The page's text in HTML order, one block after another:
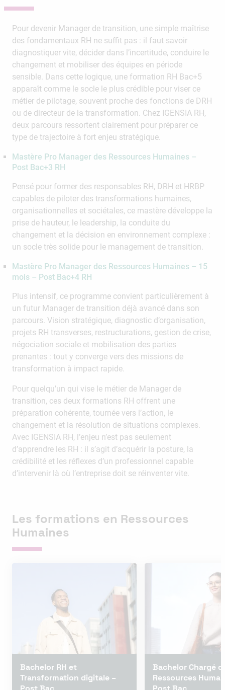
Pour devenir Manager de transition, une simple maîtrise
des fondamentaux RH ne suffit pas : il faut savoir
diagnostiquer vite, décider dans l’incertitude, conduire le
changement et mobiliser des équipes en période
sensible. Dans cette logique, une formation RH Bac+5
apparaît comme le socle le plus crédible pour viser ce
métier de pilotage, souvent proche des fonctions de DRH
ou de directeur de la transformation. Chez IGENSIA RH,
deux parcours ressortent clairement pour préparer ce
type de trajectoire à fort enjeu stratégique.
Mastère Pro Manager des Ressources Humaines –
Post Bac+3 RH
Pensé pour former des responsables RH, DRH et HRBP
capables de piloter des transformations humaines,
organisationnelles et sociétales, ce mastère développe la
prise de hauteur, le leadership, la conduite du
changement et la décision en environnement complexe :
un socle très solide pour le management de transition.
Mastère Pro Manager des Ressources Humaines – 15
mois – Post Bac+4 RH
Plus intensif, ce programme convient particulièrement à
un futur Manager de transition déjà avancé dans son
parcours. Vision stratégique, diagnostic d’organisation,
projets RH transverses, restructurations, gestion de crise,
négociation sociale et mobilisation des parties
prenantes : tout y converge vers des missions de
transformation à impact rapide.
Pour quelqu’un qui vise le métier de Manager de
transition, ces deux formations RH offrent une
préparation cohérente, tournée vers l’action, le
changement et la résolution de situations complexes.
Avec IGENSIA RH, l’enjeu n’est pas seulement
d’apprendre les RH : il s’agit d’acquérir la posture, la
crédibilité et les réflexes d’un professionnel capable
d’intervenir là où l’entreprise doit se réinventer vite.
Les formations en Ressources
Humaines
Bachelor RH et
Transformation digitale –
Bachelor Chargé
Ressources